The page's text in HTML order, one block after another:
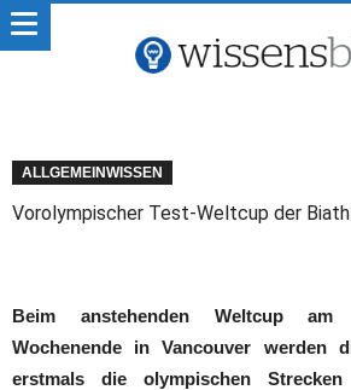
ALLGEMEINWISSEN
Vorolympischer Test-Weltcup der
Beim anstehenden Weltcup am
Wochenende in Vancouver werden
erstmals die olympischen